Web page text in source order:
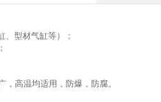
、型材气缸等）；
，高温均适用，防爆，防腐。